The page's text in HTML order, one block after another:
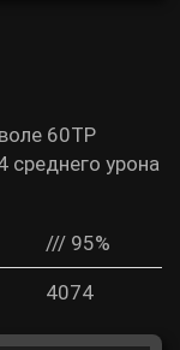
60TP
среднего урона
/// 95%
4074